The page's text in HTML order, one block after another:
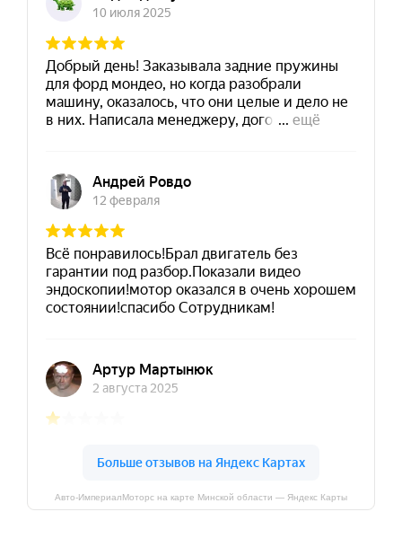
Авто-ИмпериалМоторс на карте Минской области — Яндекс Карты